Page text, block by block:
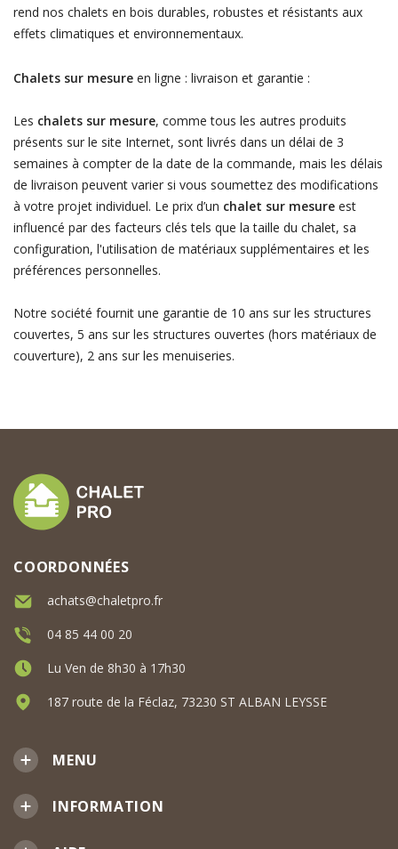
rend nos chalets en bois durables, robustes et résistants aux
effets climatiques et environnementaux.
Chalets sur mesureen ligne : livraison et garantie :
Les chalets sur mesure, comme tous les autres produits
présents sur le site Internet, sont livrés dans un délai de 3
semaines à compter de la date de la commande, mais les délais
de livraison peuvent varier si vous soumettez des modifications
à votre projet individuel. Le prix d’un chalet sur mesureest
influencé par des facteurs clés tels que la taille du chalet, sa
configuration, l'utilisation de matériaux supplémentaires et les
préférences personnelles.
Notre société fournit une garantie de 10 ans sur les structures
couvertes, 5 ans sur les structures ouvertes (hors matériaux de
couverture), 2 ans sur les menuiseries.
MENU
INFORMATION
COORDONNÉES
achats@chaletpro.fr
04 85 44 00 20
Lu Ven de 8h30 à 17h30
187 route de la Féclaz, 73230 ST ALBAN LEYSSE